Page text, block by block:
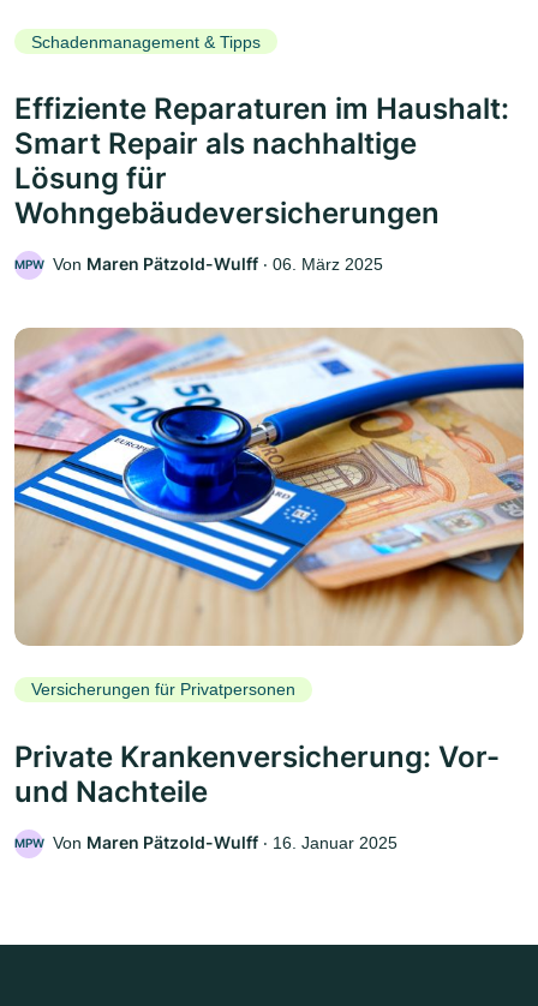
Schadenmanagement & Tipps
Effiziente Reparaturen im Haushalt:
Smart Repair als nachhaltige
Lösung für
Wohngebäudeversicherungen
MPW Von Maren Pätzold-Wulff ‧ 06. März 2025
Versicherungen für Privatpersonen
Private Krankenversicherung: Vor-
und Nachteile
MPW Von Maren Pätzold-Wulff ‧ 16. Januar 2025